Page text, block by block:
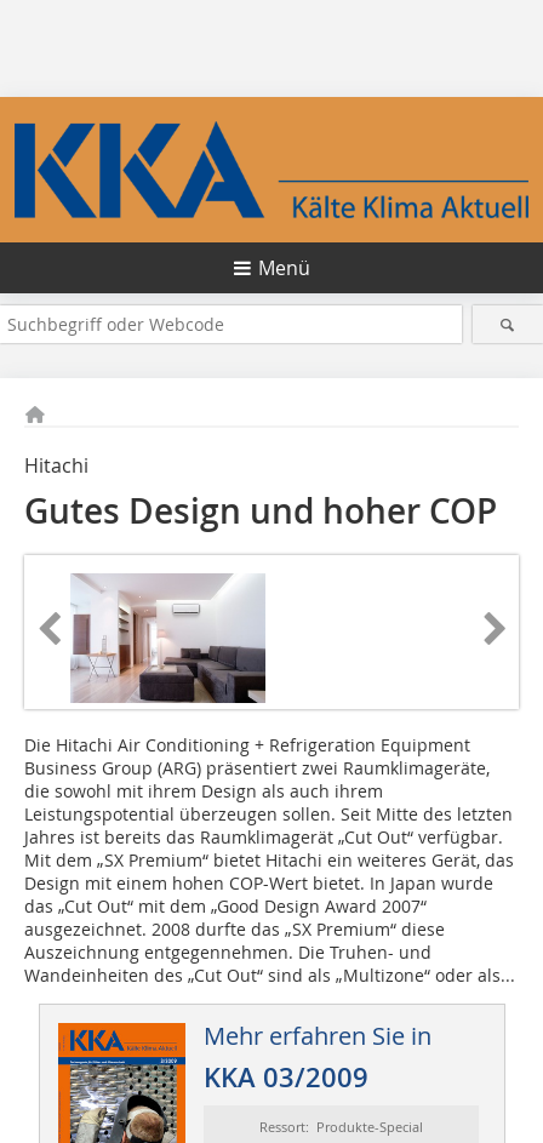
Menü
Hitachi
Gutes Design und hoher COP
Die Hitachi Air Conditioning + Refrigeration Equipment
Business Group (ARG) präsentiert zwei Raumklimageräte,
die sowohl mit ihrem Design als auch ihrem
Leistungspotential überzeugen sollen. Seit Mitte des letzten
Jahres ist bereits das Raumklimagerät „Cut Out“ verfügbar.
Mit dem „SX Premium“ bietet Hitachi ein weiteres Gerät, das
Design mit einem hohen COP-Wert bietet. In Japan wurde
das „Cut Out“ mit dem „Good Design Award 2007“
ausgezeichnet. 2008 durfte das „SX Premium“ diese
Auszeichnung entgegennehmen. Die Truhen- und
Wandeinheiten des „Cut Out“ sind als „Multizone“ oder als...
Mehr erfahren Sie in
KKA 03/2009
Ressort: Produkte-Special